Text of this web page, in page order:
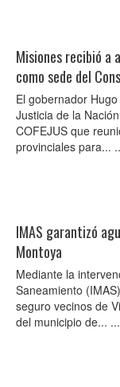
Misiones recibió a
como sede del
El gobernador
Justicia de la
COFEJUS que
provinciales para...
IMAS garantizó
Montoya
Mediante la
Saneamiento
seguro vecinos de
del municipio de... ...